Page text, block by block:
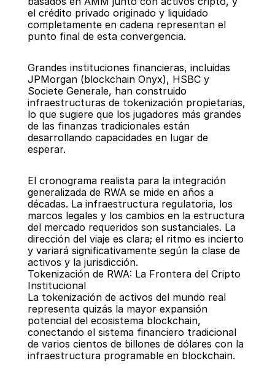
el crédito privado originado y liquidado
completamente en cadena representan el
punto final de esta convergencia.
Grandes instituciones financieras, incluidas
JPMorgan (blockchain Onyx), HSBC y
Societe Generale, han construido
infraestructuras de tokenización propietarias,
lo que sugiere que los jugadores más grandes
de las finanzas tradicionales están
desarrollando capacidades en lugar de
esperar.
El cronograma realista para la integración
generalizada de RWA se mide en años a
décadas. La infraestructura regulatoria, los
marcos legales y los cambios en la estructura
del mercado requeridos son sustanciales. La
dirección del viaje es clara; el ritmo es incierto
y variará significativamente según la clase de
activos y la jurisdicción.
Tokenización de RWA: La Frontera del Cripto
Institucional
La tokenización de activos del mundo real
representa quizás la mayor expansión
potencial del ecosistema blockchain,
conectando el sistema financiero tradicional
de varios cientos de billones de dólares con la
infraestructura programable en blockchain.